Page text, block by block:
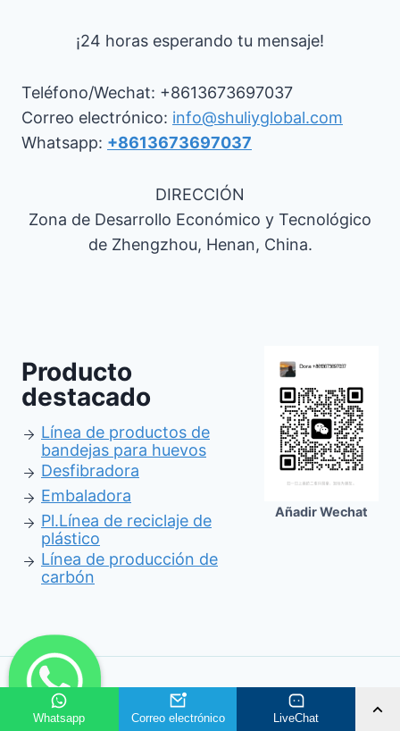
¡24 horas esperando tu mensaje!
Teléfono/Wechat: +8613673697037
Correo electrónico: info@shuliyglobal.com
Whatsapp: +8613673697037
DIRECCIÓN
Zona de Desarrollo Económico y Tecnológico
de Zhengzhou, Henan, China.
Producto
destacado
Línea de productos de
bandejas para huevos
Desfibradora
Embaladora
Pl.Línea de reciclaje de
plástico
Línea de producción de
carbón
Añadir Wechat
© 2026 Shuliy Co., Ltd.
Whatsapp Correo electrónico LiveChat